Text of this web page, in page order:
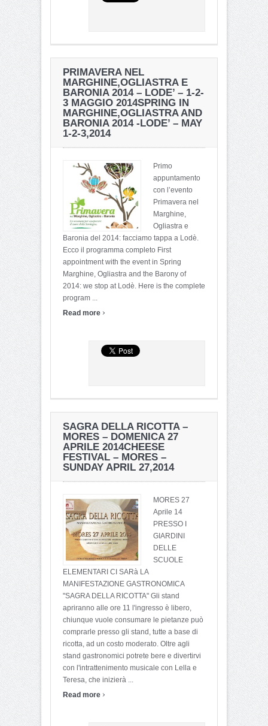
PRIMAVERA NEL
MARGHINE,OGLIASTRA E
BARONIA 2014 – LODE’ – 1-2-
3 MAGGIO 2014SPRING IN
MARGHINE,OGLIASTRA AND
BARONIA 2014 -LODE’ – MAY
1-2-3,2014
Primo
appuntamento
con l’evento
Primavera nel
Marghine,
Ogliastra e
Baronia del 2014: facciamo tappa a Lodè.
Ecco il programma completo First
appointment with the event in Spring
Marghine, Ogliastra and the Barony of
2014: we stop at Lodè. Here is the complete
program ...
Read more ›
SAGRA DELLA RICOTTA –
MORES – DOMENICA 27
APRILE 2014CHEESE
FESTIVAL – MORES –
SUNDAY APRIL 27,2014
MORES 27
Aprile 14
PRESSO I
GIARDINI
DELLE
SCUOLE
ELEMENTARI CI SARà LA
MANIFESTAZIONE GASTRONOMICA
"SAGRA DELLA RICOTTA" Gli stand
apriranno alle ore 11 l'ingresso è libero,
chiunque vuole consumare le pietanze può
comprarle presso gli stand, tutte a base di
ricotta, ad un costo moderato. Oltre agli
stand gastronomici potrete bere e divertirvi
con l'intrattenimento musicale con Lella e
Teresa, che inizierà ...
Read more ›